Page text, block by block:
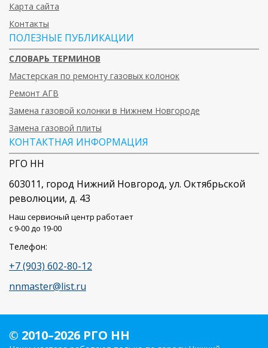
Карта сайта
Контакты
ПОЛЕЗНЫЕ ПУБЛИКАЦИИ
СЛОВАРЬ ТЕРМИНОВ
Мастерская по ремонту газовых колонок
Ремонт АГВ
Замена газовой колонки в Нижнем Новгороде
Замена газовой плиты
КОНТАКТНАЯ ИНФОРМАЦИЯ
РГО НН
603011, город Нижний Новгород, ул. Октябрьской
революции, д. 43
Наш сервисный центр работает
c 9-00 до 19-00
Телефон:
+7 (903) 602-80-12
nnmaster@list.ru
© 2010–2026 РГО НН